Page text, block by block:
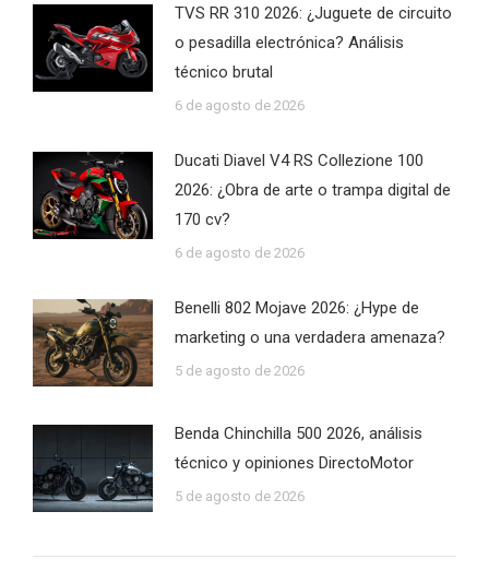
TVS RR 310 2026: ¿Juguete de circuito
o pesadilla electrónica? Análisis
técnico brutal
6 de agosto de 2026
Ducati Diavel V4 RS Collezione 100
2026: ¿Obra de arte o trampa digital de
170 cv?
6 de agosto de 2026
Benelli 802 Mojave 2026: ¿Hype de
marketing o una verdadera amenaza?
5 de agosto de 2026
Benda Chinchilla 500 2026, análisis
técnico y opiniones DirectoMotor
5 de agosto de 2026